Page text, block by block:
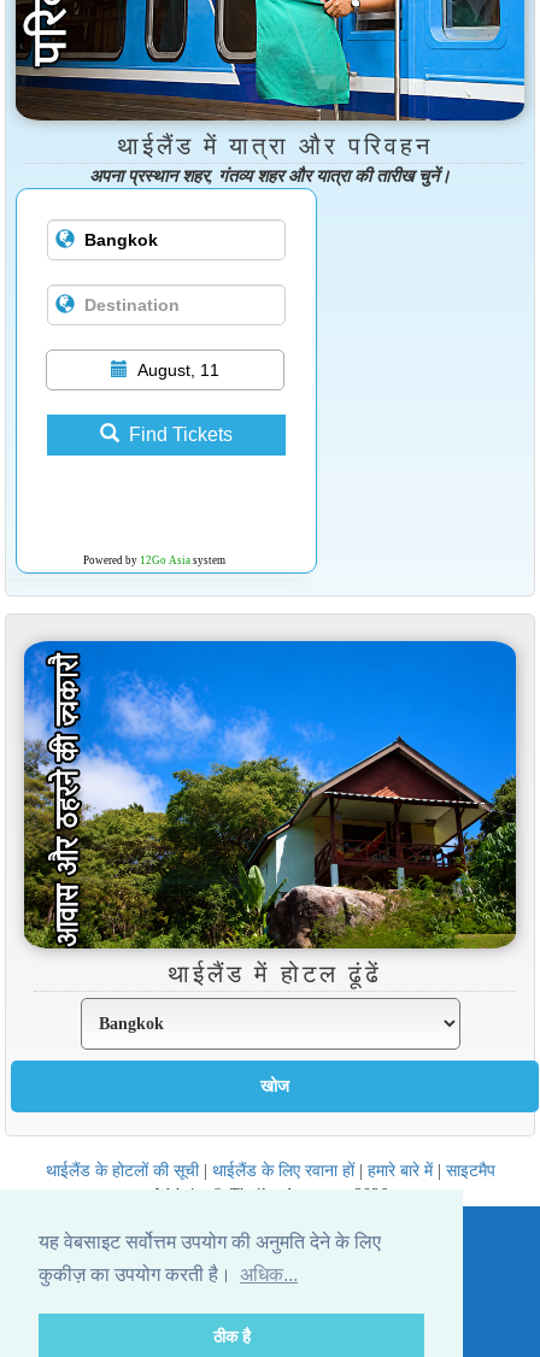
यह वेबसाइट सर्वोत्तम उपयोग की अनुमति देने के लिए
कुकीज़ का उपयोग करती है।
अधिक...
ठीक है
थाईलैंड में यात्रा और परिवहन
अपना प्रस्थान शहर, गंतव्य शहर और यात्रा की तारीख चुनें।
August, 11
Find Tickets
Powered by 12Go Asiasystem
थाईलैंड में होटल ढूंढें
थाईलैंड के होटलों की सूची| थाईलैंड के लिए रवाना हों| हमारे बारे में| साइटमैप
Website © Thailandee.com - 2026